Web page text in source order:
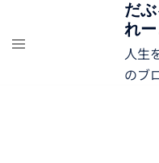
だ
れー
人生
のブ